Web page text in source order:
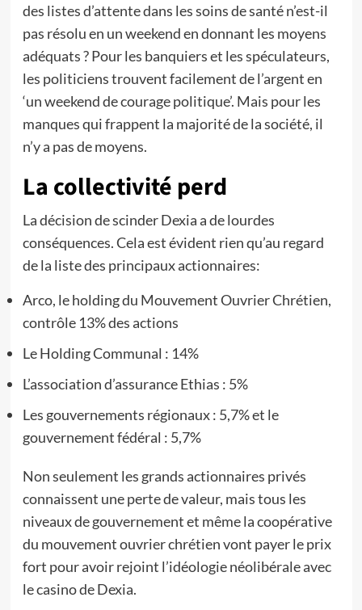
des listes d’attente dans les soins de santé n’est-il
pas résolu en un weekend en donnant les moyens
adéquats ? Pour les banquiers et les spéculateurs,
les politiciens trouvent facilement de l’argent en
‘un weekend de courage politique’. Mais pour les
manques qui frappent la majorité de la société, il
n’y a pas de moyens.
La collectivité perd
La décision de scinder Dexia a de lourdes
conséquences. Cela est évident rien qu’au regard
de la liste des principaux actionnaires:
Arco, le holding du Mouvement Ouvrier Chrétien,
contrôle 13% des actions
Le Holding Communal : 14%
L’association d’assurance Ethias : 5%
Les gouvernements régionaux : 5,7% et le
gouvernement fédéral : 5,7%
Non seulement les grands actionnaires privés
connaissent une perte de valeur, mais tous les
niveaux de gouvernement et même la coopérative
du mouvement ouvrier chrétien vont payer le prix
fort pour avoir rejoint l’idéologie néolibérale avec
le casino de Dexia.